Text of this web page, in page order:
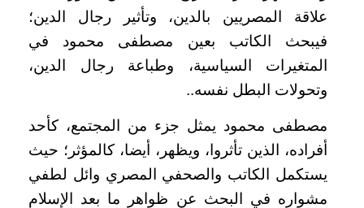
علاقة المصريين بالدين، وتأثير رجال الدين؛
فيبحث الكاتب بعين مصطفى محمود في
المتغيرات السياسية، وطباعة رجال الدين،
وتحولات البطل نفسه..
مصطفى محمود يمثل جزء من المجتمع، كأحد
أفراده، الذين تأثروا، ويظهر، أيضا، كالمؤثر؛ حيث
يستكمل الكاتب والصحفي المصري وائل لطفي
مشواره في البحث عن ظواهر ما بعد الإسلام